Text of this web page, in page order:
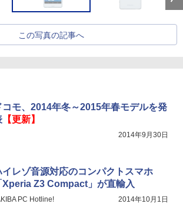
この写真の記事へ
コモ、2014年冬～2015年春モデルを発
【更新】
2014年9月30日
イレゾ音源対応のコンパクトスマホ
Xperia Z3 Compact」が直輸入
PC Hotline! 2014年10月1日